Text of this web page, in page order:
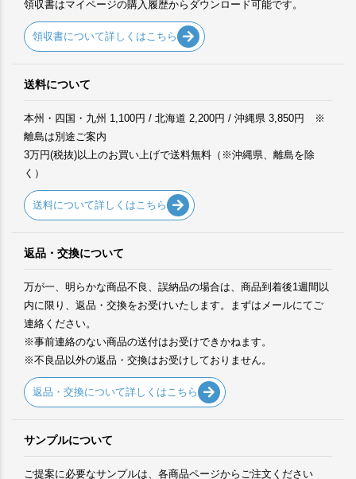
領収書はマイページの購入履歴からダウンロード可能です。
領収書について詳しくはこちら
送料について
本州・四国・九州 1,100円 / 北海道 2,200円 / 沖縄県 3,850円 ※
離島は別途ご案内
3万円(税抜)以上のお買い上げで送料無料（※沖縄県、離島を除
く）
送料について詳しくはこちら
返品・交換について
万が一、明らかな商品不良、誤納品の場合は、商品到着後1週間以
内に限り、返品・交換をお受けいたします。まずはメールにてご
連絡ください。
※事前連絡のない商品の送付はお受けできかねます。
※不良品以外の返品・交換はお受けしておりません。
返品・交換について詳しくはこちら
サンプルについて
ご提案に必要なサンプルは、各商品ページからご注文ください